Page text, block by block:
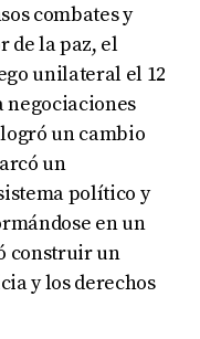
combates y
de la paz, el
unilateral el 12
negociaciones
un cambio
un
político y
en un
construir un
y los derechos